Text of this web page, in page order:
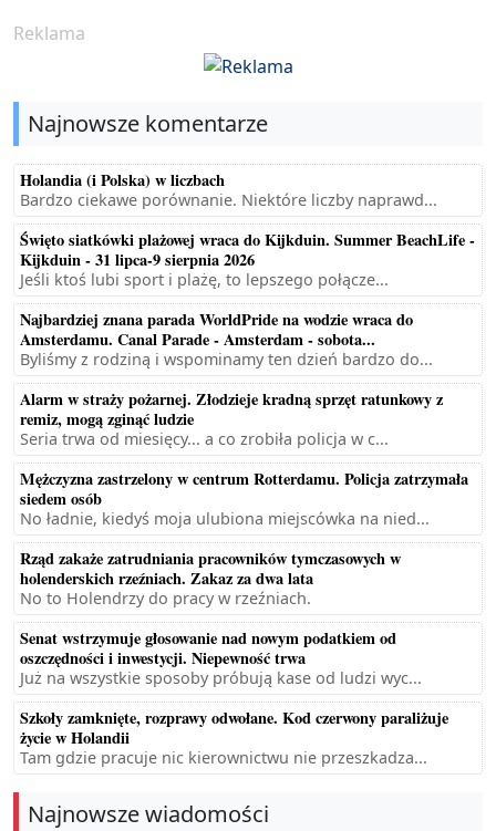
Reklama
Najnowsze komentarze
Holandia (i Polska) w liczbach
Bardzo ciekawe porównanie. Niektóre liczby naprawd...
Święto siatkówki plażowej wraca do Kijkduin. Summer BeachLife -
Kijkduin - 31 lipca-9 sierpnia 2026
Jeśli ktoś lubi sport i plażę, to lepszego połącze...
Najbardziej znana parada WorldPride na wodzie wraca do
Amsterdamu. Canal Parade - Amsterdam - sobota...
Byliśmy z rodziną i wspominamy ten dzień bardzo do...
Alarm w straży pożarnej. Złodzieje kradną sprzęt ratunkowy z
remiz, mogą zginąć ludzie
Seria trwa od miesięcy... a co zrobiła policja w c...
Mężczyzna zastrzelony w centrum Rotterdamu. Policja zatrzymała
siedem osób
No ładnie, kiedyś moja ulubiona miejscówka na nied...
Rząd zakaże zatrudniania pracowników tymczasowych w
holenderskich rzeźniach. Zakaz za dwa lata
No to Holendrzy do pracy w rzeźniach.
Senat wstrzymuje głosowanie nad nowym podatkiem od
oszczędności i inwestycji. Niepewność trwa
Już na wszystkie sposoby próbują kase od ludzi wyc...
Szkoły zamknięte, rozprawy odwołane. Kod czerwony paraliżuje
życie w Holandii
Tam gdzie pracuje nic kierownictwu nie przeszkadza...
Najnowsze wiadomości